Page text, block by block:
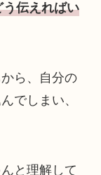
伝えればい
ら、自分の
でしまい、
と理解して